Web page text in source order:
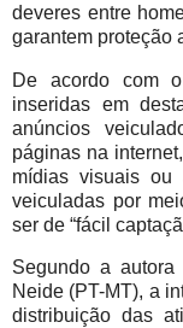
deveres entre
garantem proteção
De acordo com
inseridas em
anúncios
páginas na
mídias visuais ou
veiculadas por
ser de “fácil
Segundo a autora
Neide (PT-MT), a
distribuição das